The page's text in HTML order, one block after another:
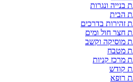
בנייה ונגרות
הבית
זהירות בדרכים
חצר חול ומים
מוסיקה וקשב
מטבח
מרכז קניות
קודש
רופא